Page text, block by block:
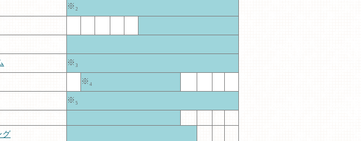
※₂
※₃
※₄
※₅
グ